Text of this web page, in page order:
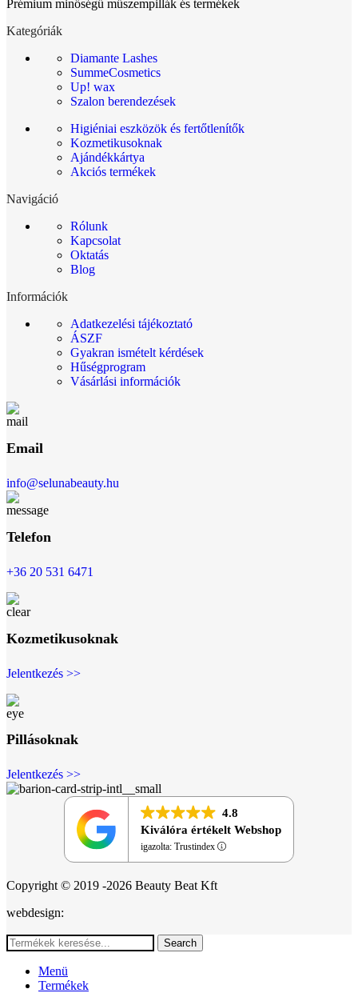
Prémium minőségű műszempillák és termékek
Kategóriák
Diamante Lashes
SummeCosmetics
Up! wax
Szalon berendezések
Higiéniai eszközök és fertőtlenítők
Kozmetikusoknak
Ajándékkártya
Akciós termékek
Navigáció
Rólunk
Kapcsolat
Oktatás
Blog
Információk
Adatkezelési tájékoztató
ÁSZF
Gyakran ismételt kérdések
Hűségprogram
Vásárlási információk
Email
info@selunabeauty.hu
Telefon
+36 20 531 6471
Kozmetikusoknak
Jelentkezés >>
Pillásoknak
Jelentkezés >>
4.8
Kiválóra értékelt Webshop
igazolta: Trustindex
Copyright © 2019 -2026 Beauty Beat Kft
webdesign:
Search
Menü
Termékek